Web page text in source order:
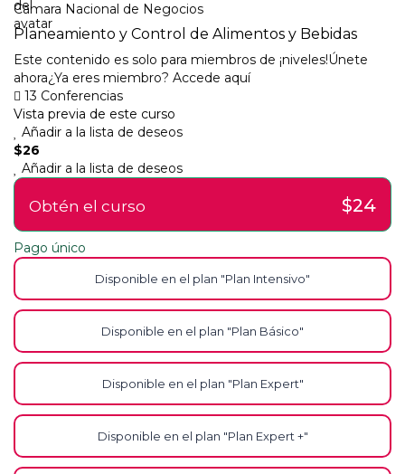
Camara Nacional de Negocios
Planeamiento y Control de Alimentos y Bebidas
Este contenido es solo para miembros de ¡niveles!Únete
ahora¿Ya eres miembro? Accede aquí
13 Conferencias
Vista previa de este curso
Añadir a la lista de deseos
$26
Añadir a la lista de deseos
Obtén el curso $24
Pago único
Disponible en el plan "Plan Intensivo"
Disponible en el plan "Plan Básico"
Disponible en el plan "Plan Expert"
Disponible en el plan "Plan Expert +"